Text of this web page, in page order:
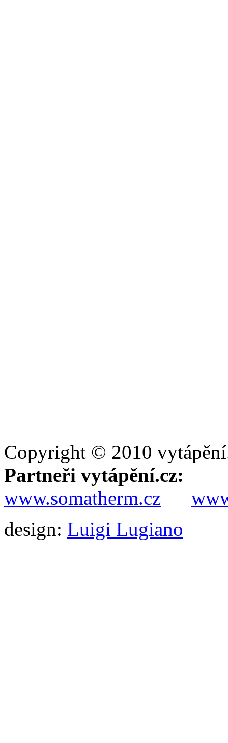
Copyright © 2010
Partneři vytápění.cz:
www.somatherm.cz
design: Luigi Lugiano